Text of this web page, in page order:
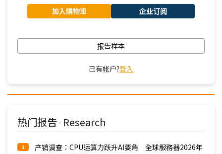
加入購物車 企业订阅
报告样本
己有帐户?登入
热门报告 - Research
1
产销调查：CPU运算力跃升AI要角 全球服務器2026年